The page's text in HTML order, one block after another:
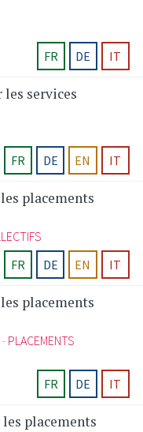
FR
DE IT
les services
FR
DE EN IT
placements
FR
DE EN IT
placements
PLACEMENTS
FR
DE IT
placements